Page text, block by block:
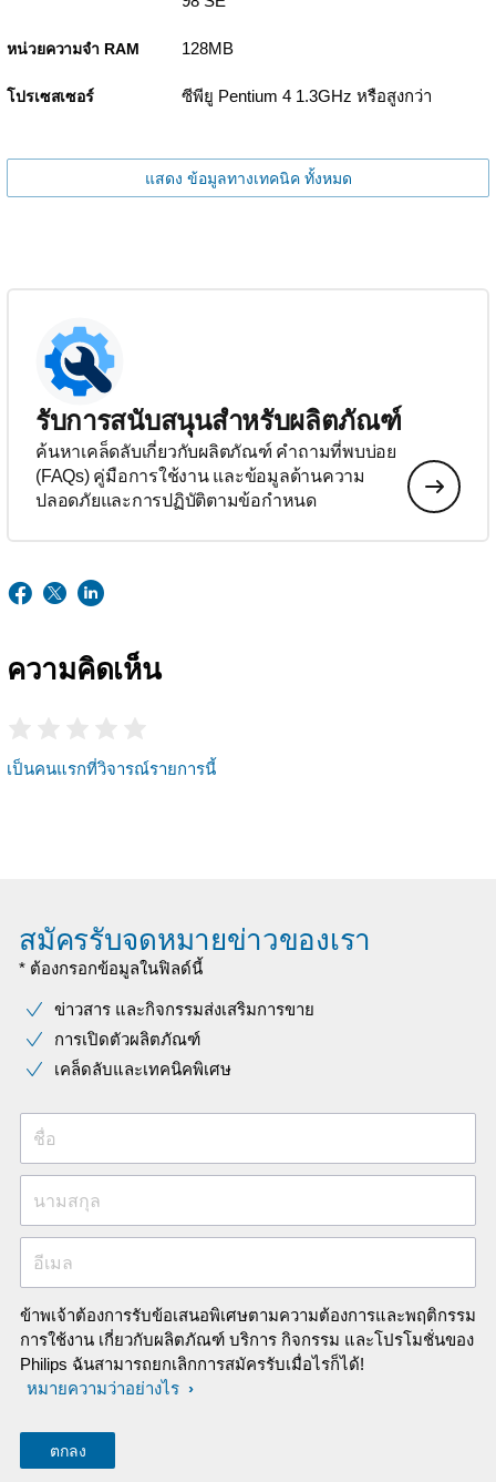
หน่วยความจำ RAM 128MB
โปรเซสเซอร์ ซีพียู Pentium 4 1.3GHz หรือสูงกว่า
แสดง ข้อมูลทางเทคนิค ทั้งหมด
รับการสนับสนุนสำหรับผลิตภัณฑ์
ค้นหาเคล็ดลับเกี่ยวกับผลิตภัณฑ์ คำถามที่พบบ่อย
(FAQs) คู่มือการใช้งาน และข้อมูลด้านความ
ปลอดภัยและการปฏิบัติตามข้อกำหนด
ความคิดเห็น
เป็นคนแรกที่วิจารณ์รายการนี้
สมัครรับจดหมายข่าวของเรา
* ต้องกรอกข้อมูลในฟิลด์นี้
ข่าวสาร และกิจกรรมส่งเสริมการขาย
การเปิดตัวผลิตภัณฑ์
เคล็ดลับและเทคนิคพิเศษ
ชื่อ
นามสกุล
อีเมล
ข้าพเจ้าต้องการรับข้อเสนอพิเศษตามความต้องการและพฤติกรรม
การใช้งาน เกี่ยวกับผลิตภัณฑ์ บริการ กิจกรรม และโปรโมชั่นของ
Philips ฉันสามารถยกเลิกการสมัครรับเมื่อไรก็ได้!
หมายความว่าอย่างไร